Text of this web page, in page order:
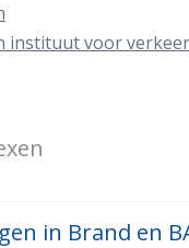
instituut voor
in Brand en